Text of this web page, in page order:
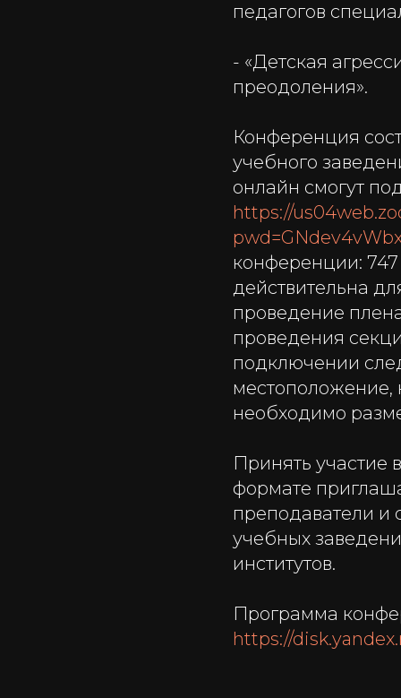
педагогов
- «Детская
преодоления».
Конференция
учебного
онлайн смогут
https://
конференции: 747
действительна
проведение
проведения
подключении
необходимо
Принять участие
формате
преподаватели и
учебных
институтов.
Программа
https://